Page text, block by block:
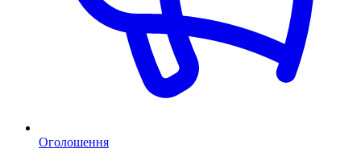
Оголошення